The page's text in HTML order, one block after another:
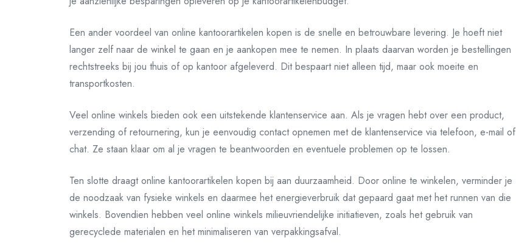
Een ander voordeel van online kantoorartikelen kopen is de snelle en betrouwbare levering. Je hoeft niet
langer zelf naar de winkel te gaan en je aankopen mee te nemen. In plaats daarvan worden je bestellingen
rechtstreeks bij jou thuis of op kantoor afgeleverd. Dit bespaart niet alleen tijd, maar ook moeite en
transportkosten.
Veel online winkels bieden ook een uitstekende klantenservice aan. Als je vragen hebt over een product,
verzending of retournering, kun je eenvoudig contact opnemen met de klantenservice via telefoon, e-mail of
chat. Ze staan klaar om al je vragen te beantwoorden en eventuele problemen op te lossen.
Ten slotte draagt online kantoorartikelen kopen bij aan duurzaamheid. Door online te winkelen, verminder je
de noodzaak van fysieke winkels en daarmee het energieverbruik dat gepaard gaat met het runnen van die
winkels. Bovendien hebben veel online winkels milieuvriendelijke initiatieven, zoals het gebruik van
gerecyclede materialen en het minimaliseren van verpakkingsafval.